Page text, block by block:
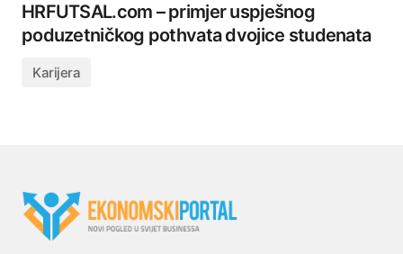
HRFUTSAL.com – primjer uspješnog
poduzetničkog pothvata dvojice studenata
Karijera